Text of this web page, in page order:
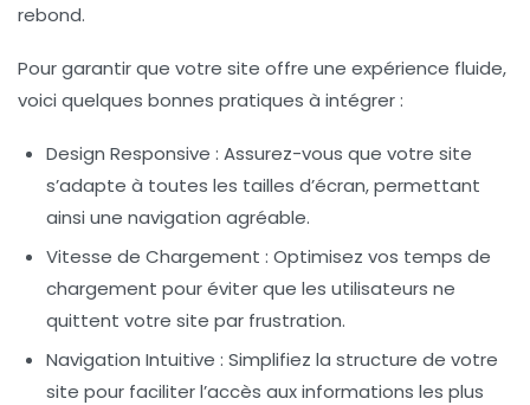
rebond.
Pour garantir que votre site offre une expérience fluide,
voici quelques bonnes pratiques à intégrer :
Design Responsive : Assurez-vous que votre site
s’adapte à toutes les tailles d’écran, permettant
ainsi une navigation agréable.
Vitesse de Chargement : Optimisez vos temps de
chargement pour éviter que les utilisateurs ne
quittent votre site par frustration.
Navigation Intuitive : Simplifiez la structure de votre
site pour faciliter l’accès aux informations les plus